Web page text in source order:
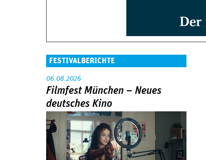
FESTIVALBERICHTE
06.08.2026
Filmfest München – Neues
deutsches Kino